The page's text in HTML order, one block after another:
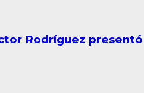
Rodríguez